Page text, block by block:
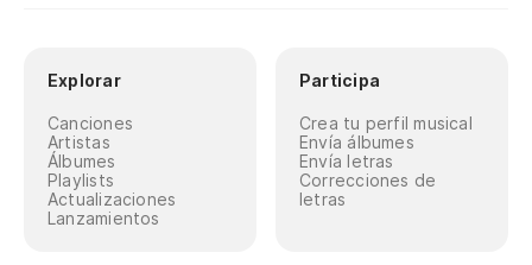
Explorar
Canciones
Artistas
Álbumes
Playlists
Actualizaciones
Lanzamientos
Participa
Crea tu perfil musical
Envía álbumes
Envía letras
Correcciones de
letras